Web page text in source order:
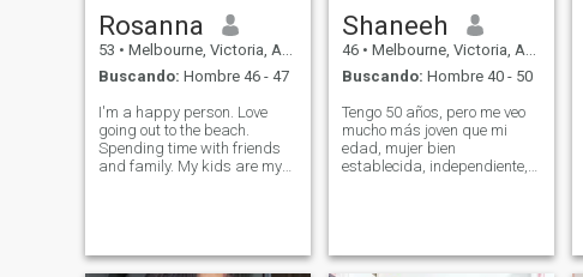
Rosanna
53 • Melbourne, Victoria, Australia
Buscando: Hombre 46 - 47
I'm a happy person. Love
going out to the beach.
Spending time with friends
and family. My kids are my
everything.. I love going for
Shaneeh
46 • Melbourne, Victoria, Australia
Buscando: Hombre 40 - 50
Tengo 50 años, pero me veo
mucho más joven que mi
edad, mujer bien
establecida, independiente,
cómo me veo. Me gusta